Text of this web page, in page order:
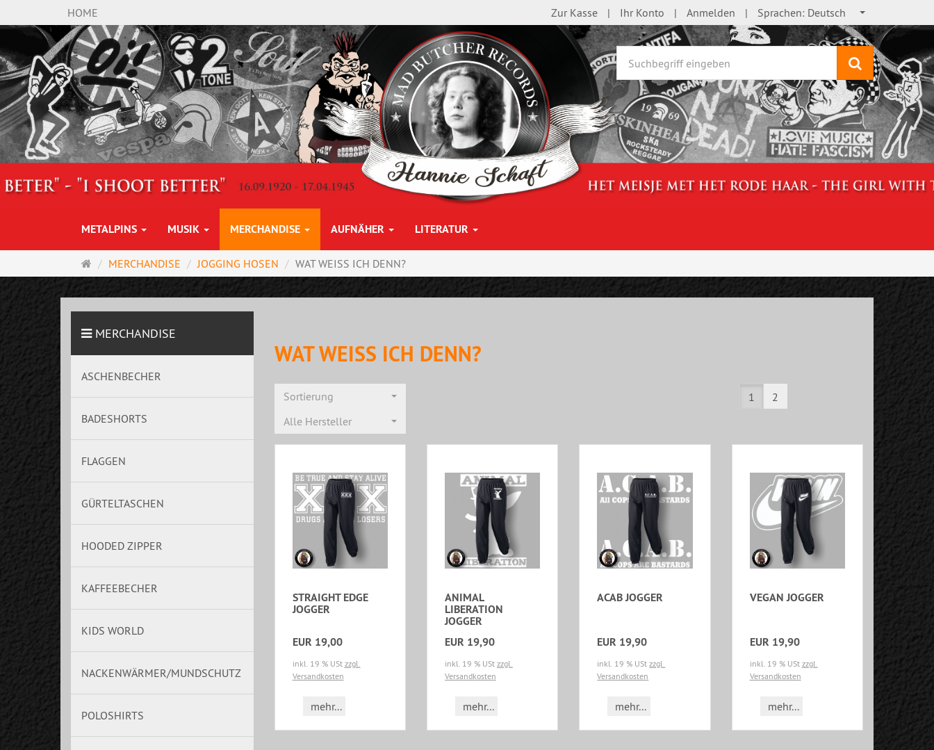
HOME Zur Kasse Ihr Konto Anmelden Sprachen: Deutsch
Suchen
METALPINS MUSIK MERCHANDISE AUFNÄHER LITERATUR
Startseite
MERCHANDISE JOGGING HOSEN WAT WEISS ICH DENN?
WAT WEISS ICH DENN?
Sortierung
Alle Hersteller
1 2
STRAIGHT EDGE
JOGGER
EUR 19,00
inkl. 19 % USt zzgl.
Versandkosten
mehr...
ANIMAL
LIBERATION
JOGGER
EUR 19,90
inkl. 19 % USt zzgl.
Versandkosten
mehr...
ACAB JOGGER
EUR 19,90
inkl. 19 % UStzzgl.
Versandkosten
mehr...
VEGAN JOGGER
EUR 19,90
inkl. 19 % USt zzgl.
Versandkosten
mehr...
MERCHANDISE
ASCHENBECHER
BADESHORTS
FLAGGEN
GÜRTELTASCHEN
HOODED ZIPPER
KAFFEEBECHER
KIDS WORLD
NACKENWÄRMER/MUNDSCHUTZ
POLOSHIRTS